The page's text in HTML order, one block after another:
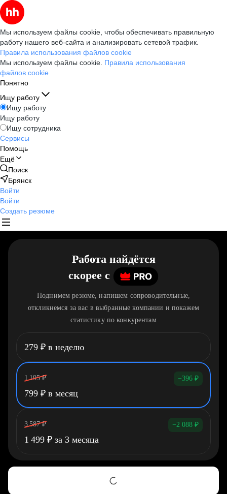
Мы используем файлы cookie, чтобы обеспечивать правильную
работу нашего веб-сайта и анализировать сетевой трафик.
Правила использования файлов cookie
Мы используем файлы cookie. Правила использования
файлов cookie
Понятно
Ищу работу
Ищу работу
Ищу работу
Ищу сотрудника
Сервисы
Помощь
Ещё
Поиск
Брянск
Войти
Войти
Создать резюме
Работа найдётся
скорее c
Поднимем резюме, напишем сопроводительные,
откликнемся за вас в выбранные компании и покажем
статистику по конкурентам
279 ₽ в неделю
1 195 ₽ −396 ₽
799 ₽ в месяц
3 587 ₽ −2 088 ₽
1 499 ₽ за 3 месяца